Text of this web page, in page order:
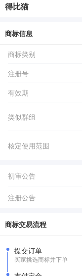
得比猫
商标信息
商标类别
注册号
有效期
类似群组
核定使用范围
初审公告
注册公告
商标交易流程
提交订单
买家挑选商标并下单